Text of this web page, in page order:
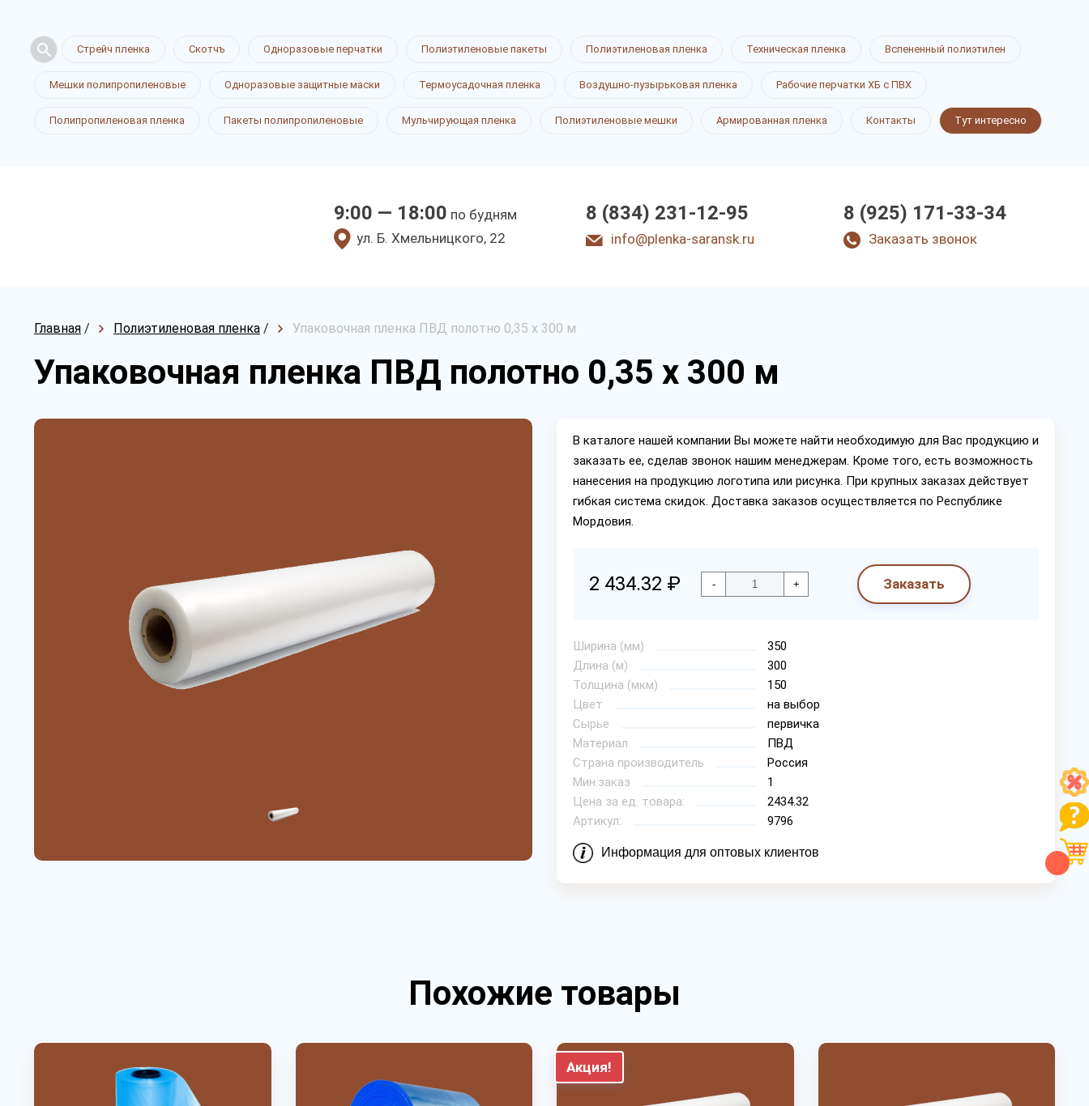
Стрейч пленка Скотчъ Одноразовые перчатки Полиэтиленовые пакеты Полиэтиленовая пленка Техническая пленка Вспененный полиэтилен
Мешки полипропиленовые Одноразовые защитные маски Термоусадочная пленка Воздушно-пузырьковая пленка Рабочие перчатки ХБ с ПВХ
Полипропиленовая пленка Пакеты полипропиленовые Мульчирующая пленка Полиэтиленовые мешки Армированная пленка Контакты Тут интересно
9:00 — 18:00 по будням
ул. Б. Хмeльницкoгo, 22
8 (834) 231-12-95
info@plenka-saransk.ru
8 (925) 171-33-34
Заказать звонок
Главная / Полиэтиленовая пленка / Упаковочная пленка ПВД полотно 0,35 х 300 м
Упаковочная пленка ПВД полотно 0,35 х 300 м
В каталоге нашей компании Вы можете найти необходимую для Вас продукцию и
заказать ее, сделав звонок нашим менеджерам. Кроме того, есть возможность
нанесения на продукцию логотипа или рисунка. При крупных заказах действует
гибкая система скидок. Доставка заказов осуществляется по Республике
Мордовия.
2 434.32 ₽ - + Заказать
Ширина (мм)
350
Длина (м)
300
Толщина (мкм)
150
Цвет
на выбор
Сырье
первичка
Материал
ПВД
Страна производитель
Россия
Мин.заказ
1
Цена за ед. товара:
2434.32
Артикул:
9796
Информация для оптовых клиентов
Похожие товары
Акция!